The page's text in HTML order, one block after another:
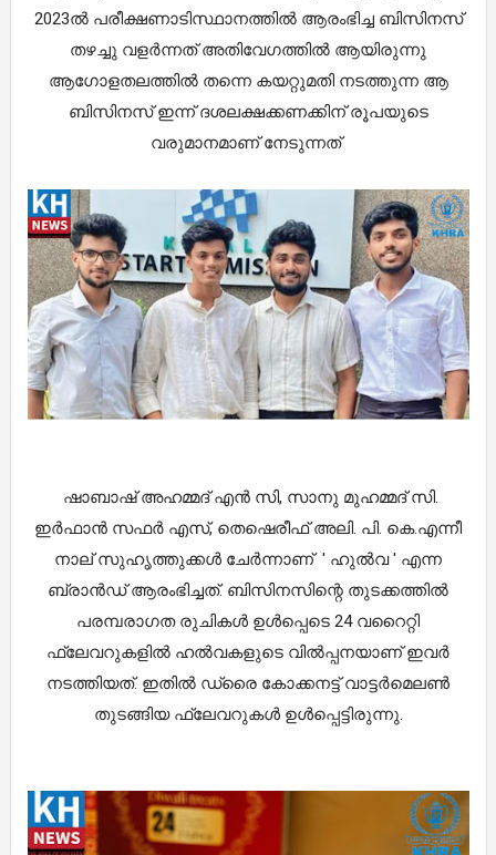
2023ല്‍ പരീക്ഷണാടിസ്ഥാനത്തിൽ ആരംഭിച്ച ബിസിനസ്
തഴച്ചു വളർന്നത് അതിവേഗത്തിൽ ആയിരുന്നു
ആഗോളതലത്തിൽ തന്നെ കയറ്റുമതി നടത്തുന്ന ആ
ബിസിനസ് ഇന്ന് ദശലക്ഷക്കണക്കിന് രൂപയുടെ
വരുമാനമാണ് നേടുന്നത്
ഷാബാഷ് അഹമ്മദ് എൻ സി, സാനു മുഹമ്മദ് സി.
ഇർഫാൻ സഫർ എസ്, തെഷെരീഫ് അലി. പി. കെ.എന്നീ
നാല് സുഹൃത്തുക്കൾ ചേർന്നാണ് ' ഹുൽവ ' എന്ന
ബ്രാൻഡ് ആരംഭിച്ചത്. ബിസിനസിന്റെ തുടക്കത്തിൽ
പരമ്പരാഗത രുചികൾ ഉൾപ്പെടെ 24 വറൈറ്റി
ഫ്ലേവറുകളിൽ ഹൽവകളുടെ വിൽപ്പനയാണ് ഇവർ
നടത്തിയത്. ഇതിൽ ഡ്രൈ കോക്കനട്ട് വാട്ടർമെലൺ
തുടങ്ങിയ ഫ്ലേവറുകൾ ഉൾപ്പെട്ടിരുന്നു.